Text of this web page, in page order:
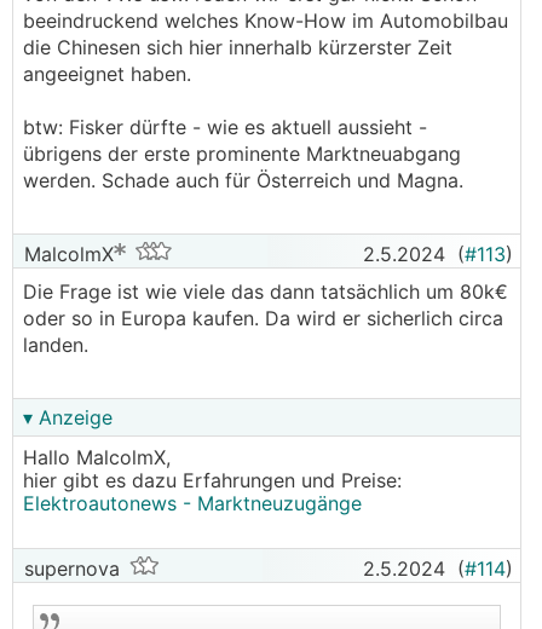
beeindruckend welches Know-How im Automobilbau
die Chinesen sich hier innerhalb kürzerster Zeit
angeeignet haben.
btw: Fisker dürfte - wie es aktuell aussieht -
übrigens der erste prominente Marktneuabgang
werden. Schade auch für Österreich und Magna.
MalcolmX 2.5.2024 (#113)
Die Frage ist wie viele das dann tatsächlich um 80k€
oder so in Europa kaufen. Da wird er sicherlich circa
landen.
▾ Anzeige
Hallo MalcolmX,
hier gibt es dazu Erfahrungen und Preise:
Elektroautonews - Marktneuzugänge
supernova 2.5.2024 (#114)